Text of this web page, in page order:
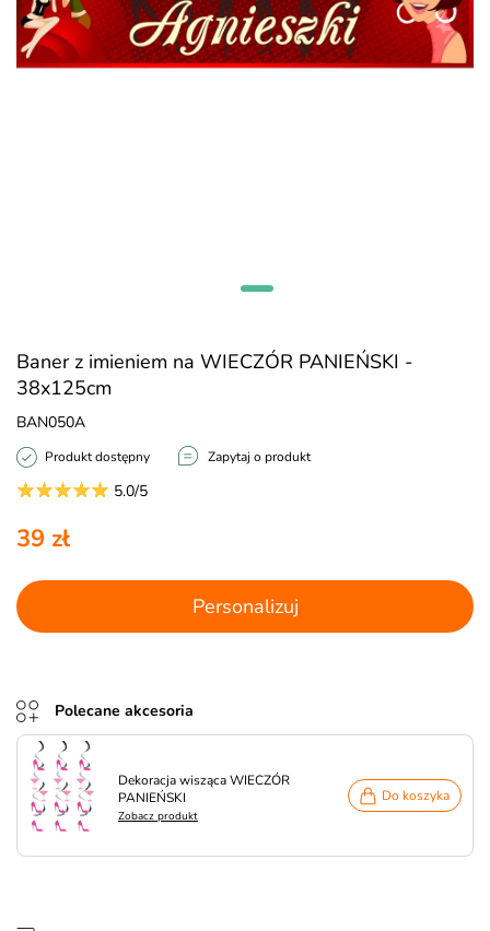
Baner z imieniem na WIECZÓR PANIEŃSKI -
38x125cm
BAN050A
Produkt dostępny Zapytaj o produkt
5.0/5
39 zł
Personalizuj
Polecane akcesoria
Dekoracja wisząca WIECZÓR
PANIEŃSKI
Zobacz produkt
Do koszyka